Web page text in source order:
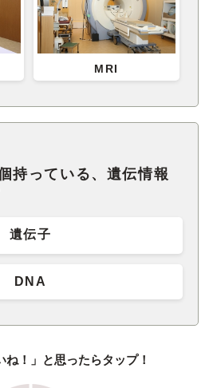
MRI
持っている、遺伝情報
遺伝子
DNA
ね！」と思ったらタップ！